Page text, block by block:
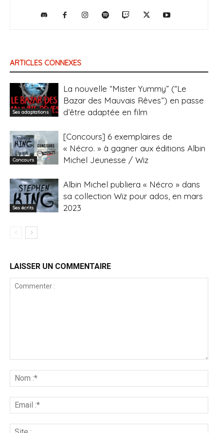
ARTICLES CONNEXES
Ses adaptations
La nouvelle “Mister Yummy” (“Le
Bazar des Mauvais Rêves”) en passe
d’être adaptée en film
Concours
[Concours] 6 exemplaires de
« Nécro. » à gagner aux éditions Albin
Michel Jeunesse / Wiz
Ses écrits
Albin Michel publiera « Nécro » dans
sa collection Wiz pour ados, en mars
2023
LAISSER UN COMMENTAIRE